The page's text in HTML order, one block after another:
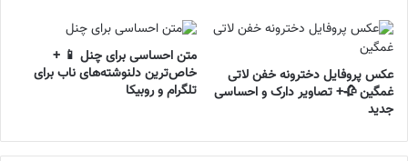
عکس پروفایل دخترونه خفن لاتی
غمگین 🥀+ تصاویر دارک و احساسی
جدید
متن احساسی برای چنل 📱 +
خاص‌ترین دلنوشته‌های ناب برای
تلگرام و روبیکا